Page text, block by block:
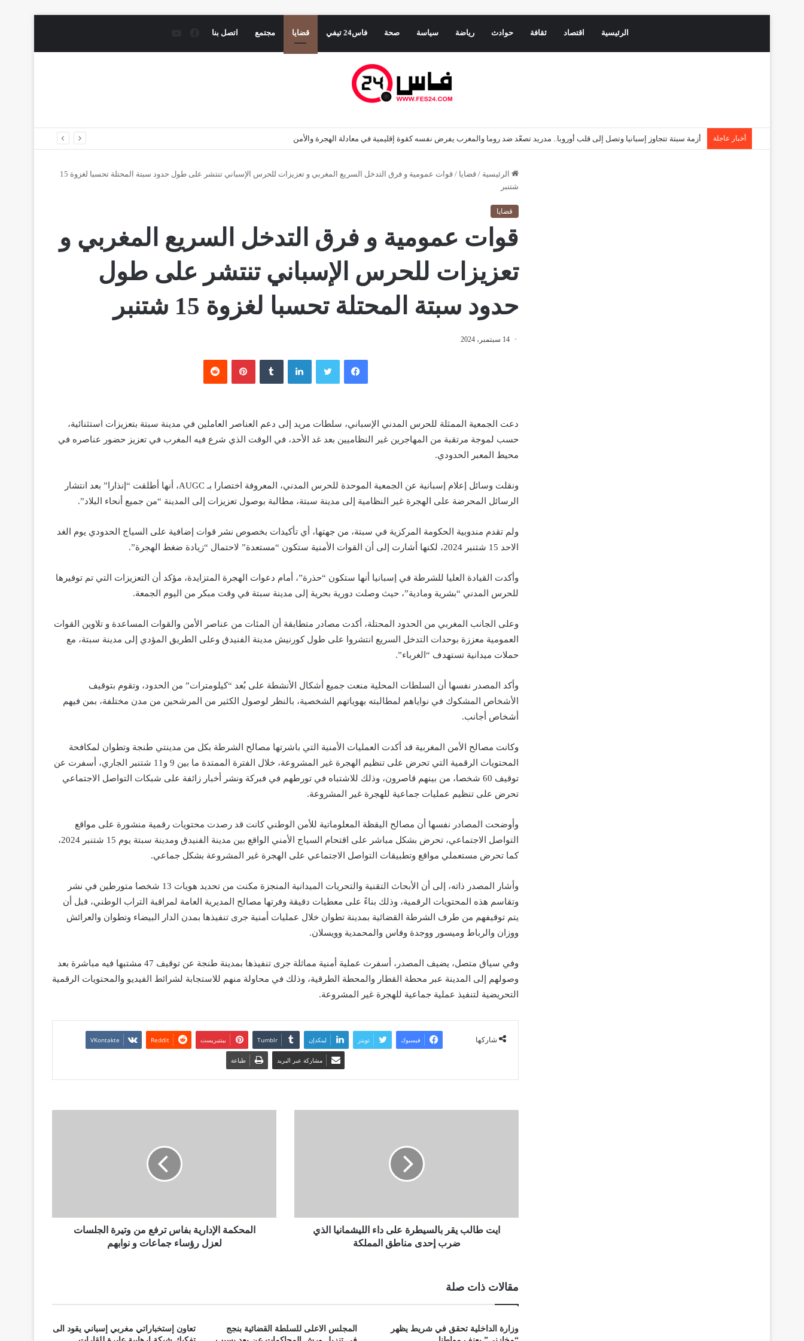
الرئيسية اقتصاد ثقافة حوادث رياضة سياسة صحة فاس24 تيفي قضايا مجتمع اتصل بنا
أخبار عاجلة أزمة سبتة تتجاوز إسبانيا وتصل إلى قلب أوروبا.. مدريد تصعّد ضد روما والمغرب يفرض نفسه كقوة إقليمية في معادلة الهجرة والأمن
الرئيسية / قضايا /
قوات عمومية و فرق التدخل السريع المغربي و تعزيزات للحرس الإسباني تنتشر على طول حدود سبتة المحتلة تحسبا لغزوة 15
شتنبر
قضايا
قوات عمومية و فرق التدخل السريع المغربي و
تعزيزات للحرس الإسباني تنتشر على طول
حدود سبتة المحتلة تحسبا لغزوة 15 شتنبر
14 سبتمبر، 2024
فيسبوك تويتر لينكدإن بينتيريست
دعت الجمعية الممثلة للحرس المدني الإسباني، سلطات مريد إلى دعم العناصر العاملين في مدينة سبتة بتعزيزات استثنائية،
حسب لموجة مرتقبة من المهاجرين غير النظاميين بعد غد الأحد، في الوقت الذي شرع فيه المغرب في تعزيز حضور عناصره في
محيط المعبر الحدودي.
ونقلت وسائل إعلام إسبانية عن الجمعية الموحدة للحرس المدني، المعروفة اختصارا بـ AUGC، أنها أطلقت “إنذارا” بعد انتشار
الرسائل المحرضة على الهجرة غير النظامية إلى مدينة سبتة، مطالبة بوصول تعزيزات إلى المدينة “من جميع أنحاء البلاد”.
ولم تقدم مندوبية الحكومة المركزية في سبتة، من جهتها، أي تأكيدات بخصوص نشر قوات إضافية على السياج الحدودي يوم الغد
الاحد 15 شتنبر 2024، لكنها أشارت إلى أن القوات الأمنية ستكون “مستعدة” لاحتمال “زيادة ضغط الهجرة”.
وأكدت القيادة العليا للشرطة في إسبانيا أنها ستكون “حذرة”، أمام دعوات الهجرة المتزايدة، مؤكد أن التعزيزات التي تم توفيرها
للحرس المدني “بشرية ومادية”، حيث وصلت دورية بحرية إلى مدينة سبتة في وقت مبكر من اليوم الجمعة.
وعلى الجانب المغربي من الحدود المحتلة، أكدت مصادر متطابقة أن المئات من عناصر الأمن والقوات المساعدة و تلاوين القوات
العمومية معززة بوحدات التدخل السريع انتشروا على طول كورنيش مدينة الفنيدق وعلى الطريق المؤدي إلى مدينة سبتة، مع
حملات ميدانية تستهدف “الغرباء”.
وأكد المصدر نفسها أن السلطات المحلية منعت جميع أشكال الأنشطة على بُعد “كيلومترات” من الحدود، وتقوم بتوقيف
الأشخاص المشكوك في نواياهم لمطالبته بهوياتهم الشخصية، بالنظر لوصول الكثير من المرشحين من مدن مختلفة، بمن فيهم
أشخاص أجانب.
وكانت مصالح الأمن المغربية قد أكدت العمليات الأمنية التي باشرتها مصالح الشرطة بكل من مدينتي طنجة وتطوان لمكافحة
المحتويات الرقمية التي تحرض على تنظيم الهجرة غير المشروعة، خلال الفترة الممتدة ما بين 9 و11 شتنبر الجاري، أسفرت عن
توقيف 60 شخصا، من بينهم قاصرون، وذلك للاشتباه في تورطهم في فبركة ونشر أخبار زائفة على شبكات التواصل الاجتماعي
تحرض على تنظيم عمليات جماعية للهجرة غير المشروعة.
وأوضحت المصادر نفسها أن مصالح اليقظة المعلوماتية للأمن الوطني كانت قد رصدت محتويات رقمية منشورة على مواقع
التواصل الاجتماعي، تحرض بشكل مباشر على اقتحام السياج الأمني الواقع بين مدينة الفنيدق ومدينة سبتة يوم 15 شتنبر 2024،
كما تحرض مستعملي مواقع وتطبيقات التواصل الاجتماعي على الهجرة غير المشروعة بشكل جماعي.
وأشار المصدر ذاته، إلى أن الأبحاث التقنية والتحريات الميدانية المنجزة مكنت من تحديد هويات 13 شخصا متورطين في نشر
وتقاسم هذه المحتويات الرقمية، وذلك بناءً على معطيات دقيقة وفرتها مصالح المديرية العامة لمراقبة التراب الوطني، قبل أن
يتم توقيفهم من طرف الشرطة القضائية بمدينة تطوان خلال عمليات أمنية جرى تنفيذها بمدن الدار البيضاء وتطوان والعرائش
ووزان والرباط وميسور ووجدة وفاس والمحمدية وويسلان.
وفي سياق متصل، يضيف المصدر، أسفرت عملية أمنية مماثلة جرى تنفيذها بمدينة طنجة عن توقيف 47 مشتبها فيه مباشرة بعد
وصولهم إلى المدينة عبر محطة القطار والمحطة الطرقية، وذلك في محاولة منهم للاستجابة لشرائط الفيديو والمحتويات الرقمية
التحريضية لتنفيذ عملية جماعية للهجرة غير المشروعة.
شاركها فيسبوك تويتر لينكدإن بينتيريست
مشاركة عبر البريد طباعة
ايت طالب يقر بالسيطرة على داء الليشمانيا الذي
ضرب إحدى مناطق المملكة
المحكمة الإدارية بفاس ترفع من وتيرة الجلسات
لعزل رؤساء جماعات و نوابهم
مقالات ذات صلة
وزارة الداخلية تحقق في شريط يظهر
المجلس الاعلى للسلطة القضائية بنجج
تعاون إستخباراتي مغربي إسباني يقود الى